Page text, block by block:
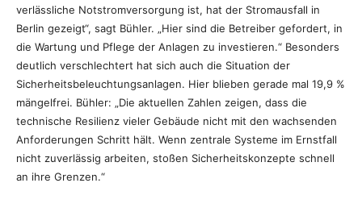
verlässliche Notstromversorgung ist, hat der Stromausfall in
Berlin gezeigt“, sagt Bühler. „Hier sind die Betreiber gefordert, in
die Wartung und Pflege der Anlagen zu investieren.“ Besonders
deutlich verschlechtert hat sich auch die Situation der
Sicherheitsbeleuchtungsanlagen. Hier blieben gerade mal 19,9 %
mängelfrei. Bühler: „Die aktuellen Zahlen zeigen, dass die
technische Resilienz vieler Gebäude nicht mit den wachsenden
Anforderungen Schritt hält. Wenn zentrale Systeme im Ernstfall
nicht zuverlässig arbeiten, stoßen Sicherheitskonzepte schnell
an ihre Grenzen.“